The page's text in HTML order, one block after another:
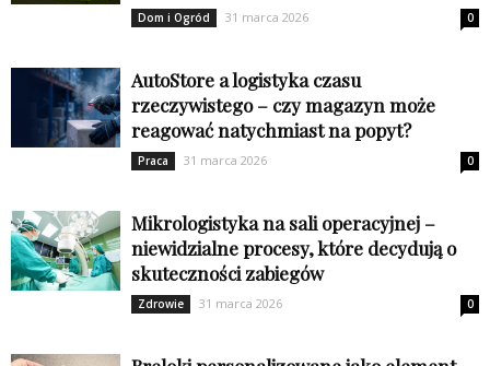
Dom i Ogród 31 marca 2026 0
AutoStore a logistyka czasu
rzeczywistego – czy magazyn może
reagować natychmiast na popyt?
Praca 31 marca 2026 0
Mikrologistyka na sali operacyjnej –
niewidzialne procesy, które decydują o
skuteczności zabiegów
Zdrowie 31 marca 2026 0